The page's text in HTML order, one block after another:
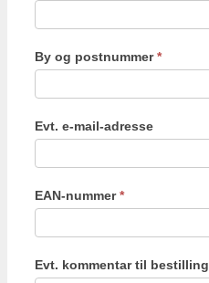
By og postnummer*
Evt. e-mail-adresse
EAN-nummer*
Evt. kommentar til bestilling